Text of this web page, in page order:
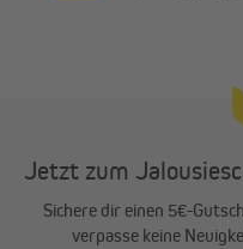
Jetzt zum
Sichere dir einen 5€-
verpasse keine